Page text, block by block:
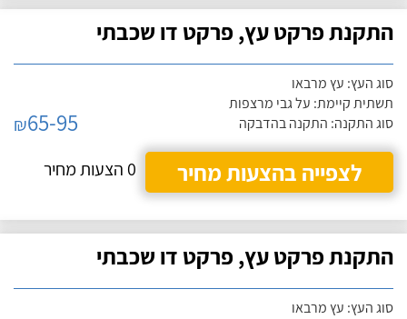
התקנת פרקט עץ, פרקט דו שכבתי
סוג העץ: עץ מרבאו
תשתית קיימת: על גבי מרצפות
סוג התקנה: התקנה בהדבקה
₪65-95
לצפייה בהצעות מחיר
0 הצעות מחיר
התקנת פרקט עץ, פרקט דו שכבתי
סוג העץ: עץ מרבאו